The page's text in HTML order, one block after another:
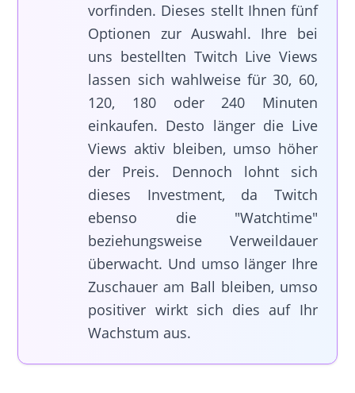
vorfinden. Dieses stellt Ihnen fünf
Optionen zur Auswahl. Ihre bei
uns bestellten Twitch Live Views
lassen sich wahlweise für 30, 60,
120, 180 oder 240 Minuten
einkaufen. Desto länger die Live
Views aktiv bleiben, umso höher
der Preis. Dennoch lohnt sich
dieses Investment, da Twitch
ebenso die "Watchtime"
beziehungsweise Verweildauer
überwacht. Und umso länger Ihre
Zuschauer am Ball bleiben, umso
positiver wirkt sich dies auf Ihr
Wachstum aus.